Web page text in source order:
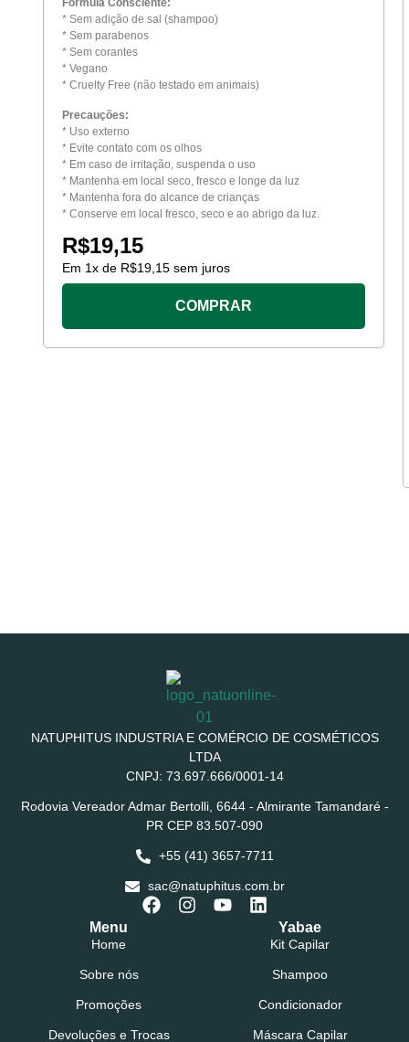
Fórmula Consciente:
* Sem adição de sal (shampoo)
* Sem parabenos
* Sem corantes
* Vegano
* Cruelty Free (não testado em animais)
Precauções:
* Uso externo
* Evite contato com os olhos
* Em caso de irritação, suspenda o uso
* Mantenha em local seco, fresco e longe da luz
* Mantenha fora do alcance de crianças
* Conserve em local fresco, seco e ao abrigo da luz.
R$19,15
Em 1x de R$19,15 sem juros
COMPRAR
NATUPHITUS INDUSTRIA E COMÉRCIO DE COSMÉTICOS
LTDA
CNPJ: 73.697.666/0001-14
Rodovia Vereador Admar Bertolli, 6644 - Almirante Tamandaré -
PR CEP 83.507-090
+55 (41) 3657-7711
sac@natuphitus.com.br
Menu
Home
Sobre nós
Promoções
Devoluções e Trocas
Yabae
Kit Capilar
Shampoo
Condicionador
Máscara Capilar